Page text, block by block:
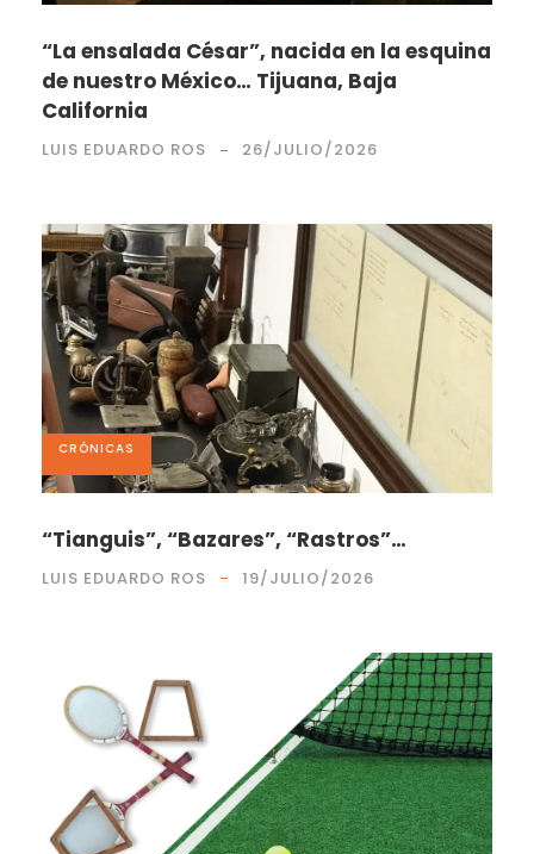
“La ensalada César”, nacida en la esquina
de nuestro México… Tijuana, Baja
California
LUIS EDUARDO ROS 26/JULIO/2026
CRÓNICAS
“Tianguis”, “Bazares”, “Rastros”…
LUIS EDUARDO ROS 19/JULIO/2026